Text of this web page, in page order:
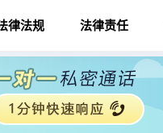
律法规 法律责任